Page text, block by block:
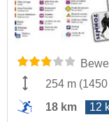
254 m (
18 km
12